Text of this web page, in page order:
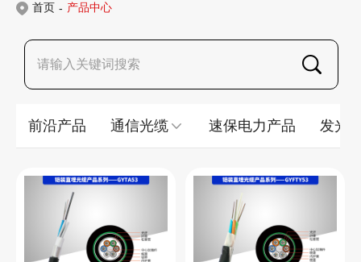
首页 - 产品中心
前沿产品 通信光缆 速保电力产品 发光